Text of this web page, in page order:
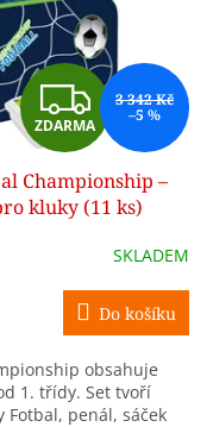
Z
D
A
R
M
A
ZDARMA
3 342 Kč
–5 %
Championship –
kluky (11 ks)
SKLADEM
Do košíku
obsahuje
1. třídy. Set tvoří
Fotbal, penál, sáček